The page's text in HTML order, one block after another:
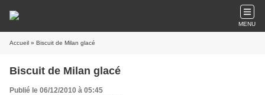
MENU
Accueil » Biscuit de Milan glacé
Biscuit de Milan glacé
Publié le 06/12/2010 à 05:45